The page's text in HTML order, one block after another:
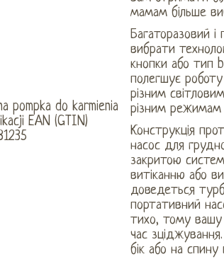
мамам більше
Багаторазовий
вибрати
кнопки або тип
полегшує
різним
різним режимам
Конструкція
насос для
закритою
витіканню або
доведеться
портативний
тихо, тому вашу
час
бік або на